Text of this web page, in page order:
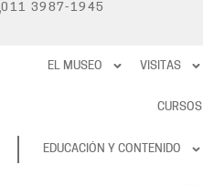
011 3987-1945
RESERVAS
EL MUSEO VISITAS
CURSOS
EDUCACIÓN Y CONTENIDO